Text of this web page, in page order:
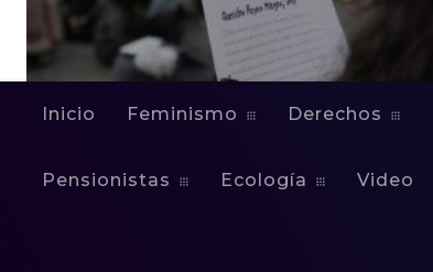
Inicio Feminismo Derechos
Pensionistas Ecología Video